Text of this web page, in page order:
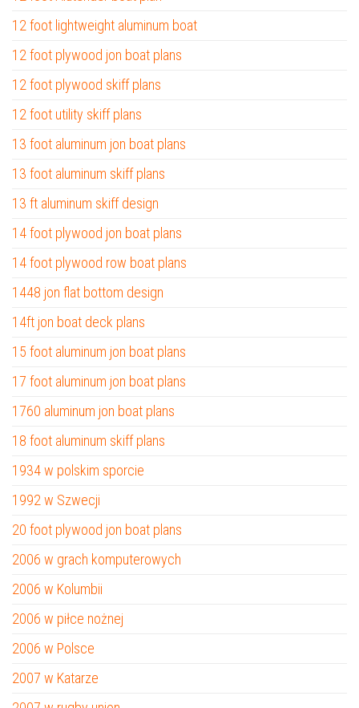
12 foot lightweight aluminum boat
12 foot plywood jon boat plans
12 foot plywood skiff plans
12 foot utility skiff plans
13 foot aluminum jon boat plans
13 foot aluminum skiff plans
13 ft aluminum skiff design
14 foot plywood jon boat plans
14 foot plywood row boat plans
1448 jon flat bottom design
14ft jon boat deck plans
15 foot aluminum jon boat plans
17 foot aluminum jon boat plans
1760 aluminum jon boat plans
18 foot aluminum skiff plans
1934 w polskim sporcie
1992 w Szwecji
20 foot plywood jon boat plans
2006 w grach komputerowych
2006 w Kolumbii
2006 w piłce nożnej
2006 w Polsce
2007 w Katarze